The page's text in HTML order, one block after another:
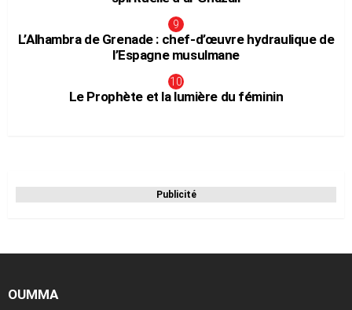
L’Alhambra de Grenade : chef-d’œuvre hydraulique de
l’Espagne musulmane
Le Prophète et la lumière du féminin
Publicité
OUMMA